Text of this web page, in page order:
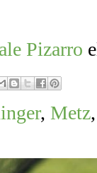
Pizarro
, Metz